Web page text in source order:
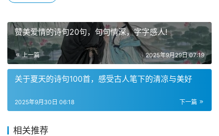
赞美爱情的诗句20句，句句情深，字字感人!
上一篇 2025年9月29日 07:19
关于夏天的诗句100首，感受古人笔下的清凉与美好
下一篇
2025年9月30日 06:18
相关推荐